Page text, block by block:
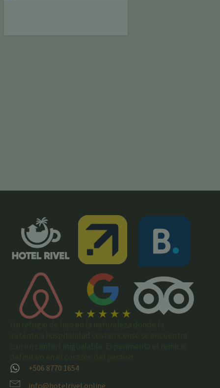
+506 8770 1654
info@hotelrivel.online